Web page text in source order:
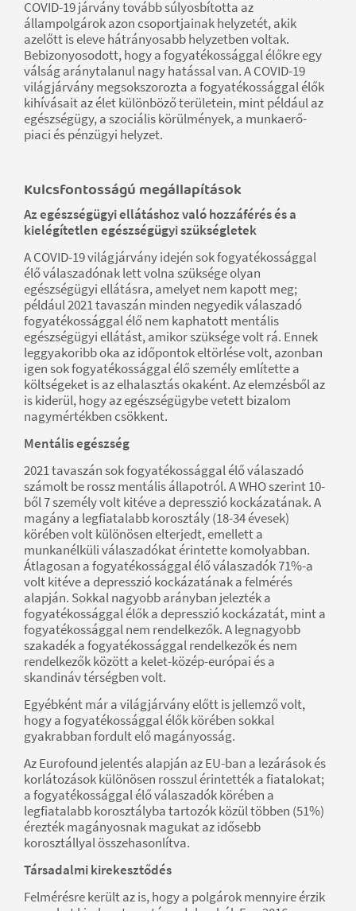
COVID-19 járvány tovább súlyosbította az
állampolgárok azon csoportjainak helyzetét, akik
azelőtt is eleve hátrányosabb helyzetben voltak.
Bebizonyosodott, hogy a fogyatékossággal élőkre egy
válság aránytalanul nagy hatással van. A COVID-19
világjárvány megsokszorozta a fogyatékossággal élők
kihívásait az élet különböző területein, mint például az
egészségügy, a szociális körülmények, a munkaerő-
piaci és pénzügyi helyzet.
Kulcsfontosságú megállapítások
Az egészségügyi ellátáshoz való hozzáférés és a
kielégítetlen egészségügyi szükségletek
A COVID-19 világjárvány idején sok fogyatékossággal
élő válaszadónak lett volna szüksége olyan
egészségügyi ellátásra, amelyet nem kapott meg;
például 2021 tavaszán minden negyedik válaszadó
fogyatékossággal élő nem kaphatott mentális
egészségügyi ellátást, amikor szüksége volt rá. Ennek
leggyakoribb oka az időpontok eltörlése volt, azonban
igen sok fogyatékossággal élő személy említette a
költségeket is az elhalasztás okaként. Az elemzésből az
is kiderül, hogy az egészségügybe vetett bizalom
nagymértékben csökkent.
Mentális egészség
2021 tavaszán sok fogyatékossággal élő válaszadó
számolt be rossz mentális állapotról. A WHO szerint 10-
ből 7 személy volt kitéve a depresszió kockázatának. A
magány a legfiatalabb korosztály (18-34 évesek)
körében volt különösen elterjedt, emellett a
munkanélküli válaszadókat érintette komolyabban.
Átlagosan a fogyatékossággal élő válaszadók 71%-a
volt kitéve a depresszió kockázatának a felmérés
alapján. Sokkal nagyobb arányban jelezték a
fogyatékossággal élők a depresszió kockázatát, mint a
fogyatékossággal nem rendelkezők. A legnagyobb
szakadék a fogyatékossággal rendelkezők és nem
rendelkezők között a kelet-közép-európai és a
skandináv térségben volt.
Egyébként már a világjárvány előtt is jellemző volt,
hogy a fogyatékossággal élők körében sokkal
gyakrabban fordult elő magányosság.
Az Eurofound jelentés alapján az EU-ban a lezárások és
korlátozások különösen rosszul érintették a fiatalokat;
a fogyatékossággal élő válaszadók körében a
legfiatalabb korosztályba tartozók közül többen (51%)
érezték magányosnak magukat az idősebb
korosztállyal összehasonlítva.
Társadalmi kirekesztődés
Felmérésre került az is, hogy a polgárok mennyire érzik